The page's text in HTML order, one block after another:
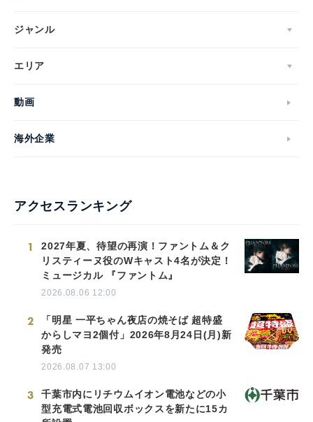
ジャンル
エリア
動画
海外企業
アクセスランキング
1
2027年夏、待望の再演！ファントム＆ク
リスティーヌ役のWキャスト4名が決定！
ミュージカル 『ファントム』
2026.08.06 12:00
2
「明星 一平ちゃん夜店の焼そば 超特盛
からしマヨ2個付」2026年8月24日(月)新
発売
2026.08.07 13:00
3
千葉市内にリチウムイオン電池などの小
型充電式電池回収ボックスを新たに15カ